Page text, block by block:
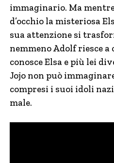
immaginario. Ma
d’occhio la misteriosa
sua attenzione si
nemmeno Adolf riesce
conosce Elsa e più lei
Jojo non può
compresi i suoi idoli
male.